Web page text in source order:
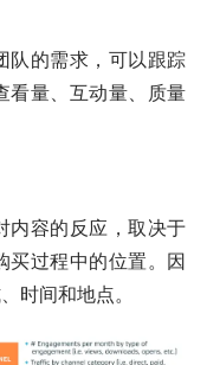
队的需求，可以跟踪
看量、互动量、质量
内容的反应，取决于
买过程中的位置。因
时间和地点。